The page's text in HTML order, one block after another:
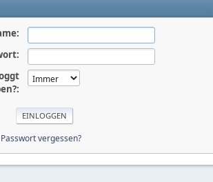
Passwort vergessen?